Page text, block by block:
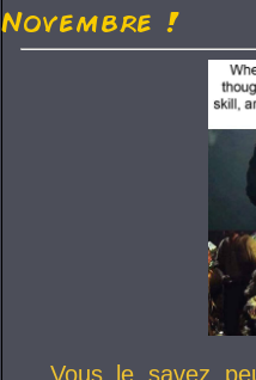
Novembre !
Vous le savez